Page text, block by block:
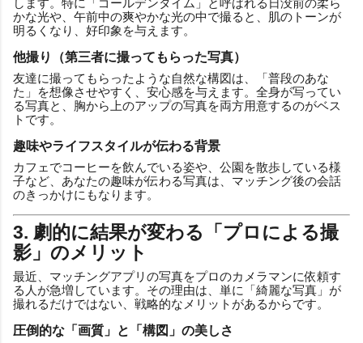
かな光や、午前中の爽やかな光の中で撮ると、肌のトーンが
明るくなり、好印象を与えます。
他撮り（第三者に撮ってもらった写真）
友達に撮ってもらったような自然な構図は、「普段のあな
た」を想像させやすく、安心感を与えます。全身が写ってい
る写真と、胸から上のアップの写真を両方用意するのがベス
トです。
趣味やライフスタイルが伝わる背景
カフェでコーヒーを飲んでいる姿や、公園を散歩している様
子など、あなたの趣味が伝わる写真は、マッチング後の会話
のきっかけにもなります。
3. 劇的に結果が変わる「プロによる撮
影」のメリット
最近、マッチングアプリの写真をプロのカメラマンに依頼す
る人が急増しています。その理由は、単に「綺麗な写真」が
撮れるだけではない、戦略的なメリットがあるからです。
圧倒的な「画質」と「構図」の美しさ